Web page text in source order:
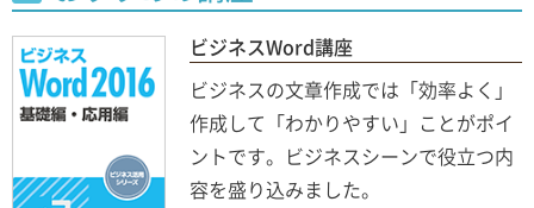
ビジネスWord講座
ビジネスの文章作成では「効率よく」
作成して「わかりやすい」ことがポイ
ントです。ビジネスシーンで役立つ内
容を盛り込みました。